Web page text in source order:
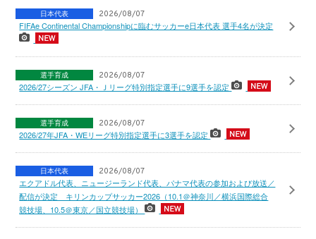
日本代表 2026/08/07
FIFAe Continental Championshipに臨むサッカーe日本代表 選手4名が決定
選手育成 2026/08/07
2026/27シーズン JFA・Ｊリーグ特別指定選手に9選手を認定
選手育成 2026/08/07
2026/27年JFA・WEリーグ特別指定選手に3選手を認定
日本代表 2026/08/07
エクアドル代表、ニュージーランド代表、パナマ代表の参加および放送／
配信が決定 キリンカップサッカー2026（10.1＠神奈川／横浜国際総合
競技場、10.5＠東京／国立競技場）